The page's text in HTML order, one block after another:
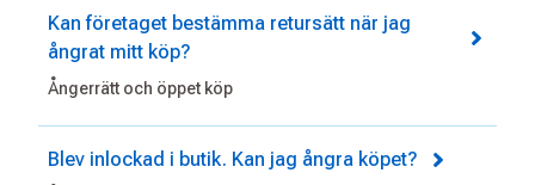
Kan företaget bestämma retursätt när jag
ångrat mitt köp?
Ångerrätt och öppet köp
Blev inlockad i butik. Kan jag ångra köpet?